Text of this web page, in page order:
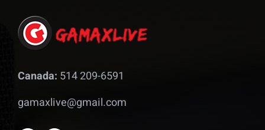
Canada: 514 209-6591
gamaxlive@gmail.com